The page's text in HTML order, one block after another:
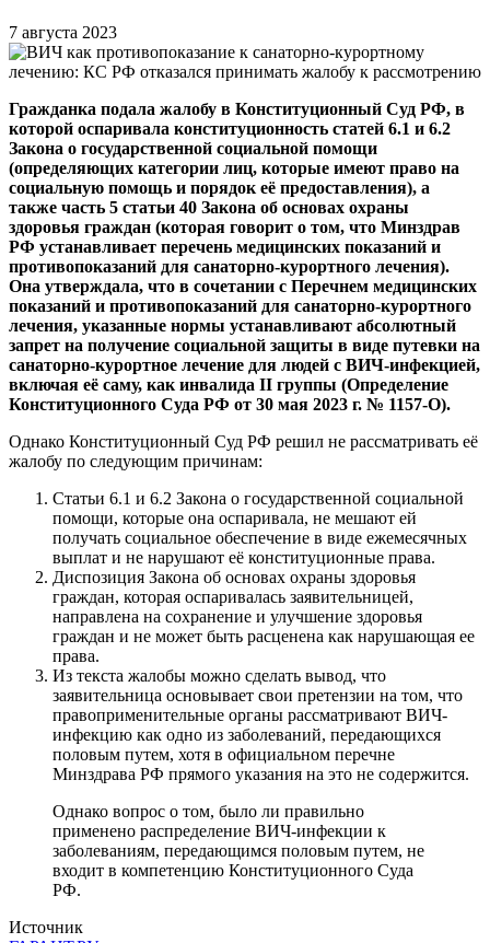
7 августа 2023
Гражданка подала жалобу в Конституционный Суд РФ, в
которой оспаривала конституционность статей 6.1 и 6.2
Закона о государственной социальной помощи
(определяющих категории лиц, которые имеют право на
социальную помощь и порядок её предоставления), а
также часть 5 статьи 40 Закона об основах охраны
здоровья граждан (которая говорит о том, что Минздрав
РФ устанавливает перечень медицинских показаний и
противопоказаний для санаторно-курортного лечения).
Она утверждала, что в сочетании с Перечнем медицинских
показаний и противопоказаний для санаторно-курортного
лечения, указанные нормы устанавливают абсолютный
запрет на получение социальной защиты в виде путевки на
санаторно-курортное лечение для людей с ВИЧ-инфекцией,
включая её саму, как инвалида II группы (Определение
Конституционного Суда РФ от 30 мая 2023 г. № 1157-О).
Однако Конституционный Суд РФ решил не рассматривать её
жалобу по следующим причинам:
Статьи 6.1 и 6.2 Закона о государственной социальной
помощи, которые она оспаривала, не мешают ей
получать социальное обеспечение в виде ежемесячных
выплат и не нарушают её конституционные права.
Диспозиция Закона об основах охраны здоровья
граждан, которая оспаривалась заявительницей,
направлена на сохранение и улучшение здоровья
граждан и не может быть расценена как нарушающая ее
права.
Из текста жалобы можно сделать вывод, что
заявительница основывает свои претензии на том, что
правоприменительные органы рассматривают ВИЧ-
инфекцию как одно из заболеваний, передающихся
половым путем, хотя в официальном перечне
Минздрава РФ прямого указания на это не содержится.
Однако вопрос о том, было ли правильно
применено распределение ВИЧ-инфекции к
заболеваниям, передающимся половым путем, не
входит в компетенцию Конституционного Суда
РФ.
Источник